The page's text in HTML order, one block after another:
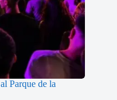
Parque de la